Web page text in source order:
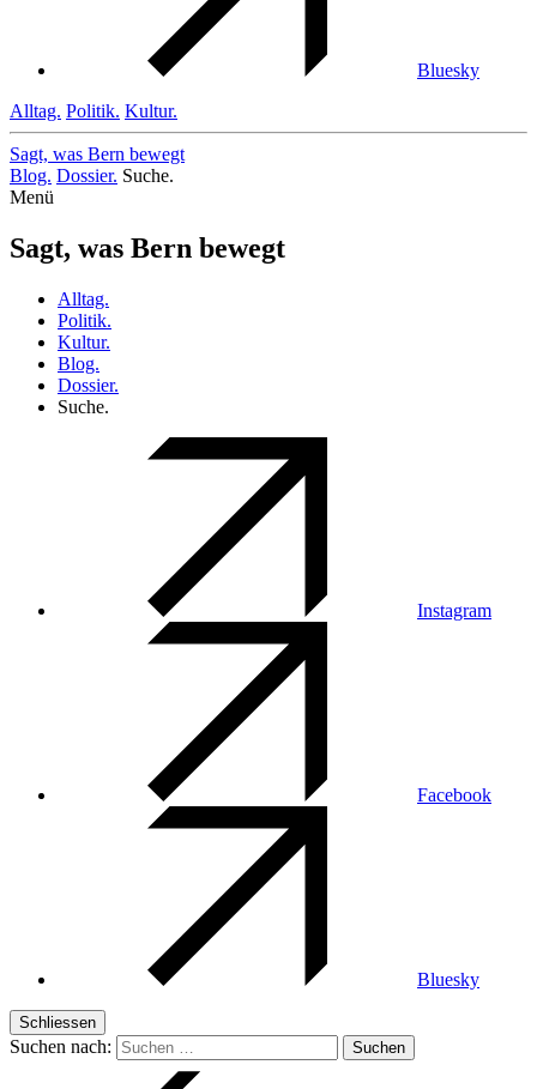
Bluesky
Alltag. Politik. Kultur.
Sagt, was Bern bewegt
Blog. Dossier. Suche.
Menü
Sagt, was Bern bewegt
Alltag.
Politik.
Kultur.
Blog.
Dossier.
Suche.
Instagram
Facebook
Bluesky
Schliessen
Suchen nach: